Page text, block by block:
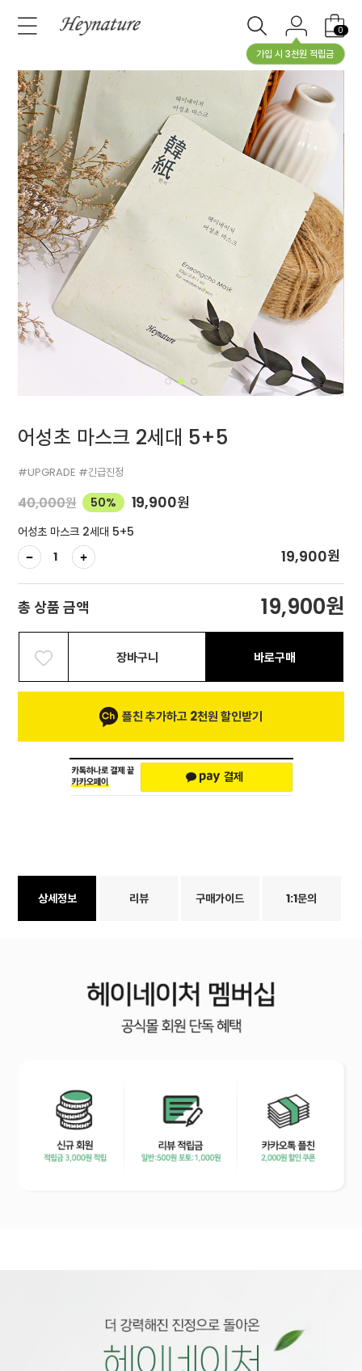
가입 시 3천원 적립금
0
어성초 마스크 2세대 5+5
#UPGRADE #긴급진정
40,000원 50% 19,900원
어성초 마스크 2세대 5+5
19,900원
총 상품 금액 19,900원
장바구니 바로구매
플친 추가하고 2천원 할인받기
상세정보 리뷰 구매가이드 1:1문의